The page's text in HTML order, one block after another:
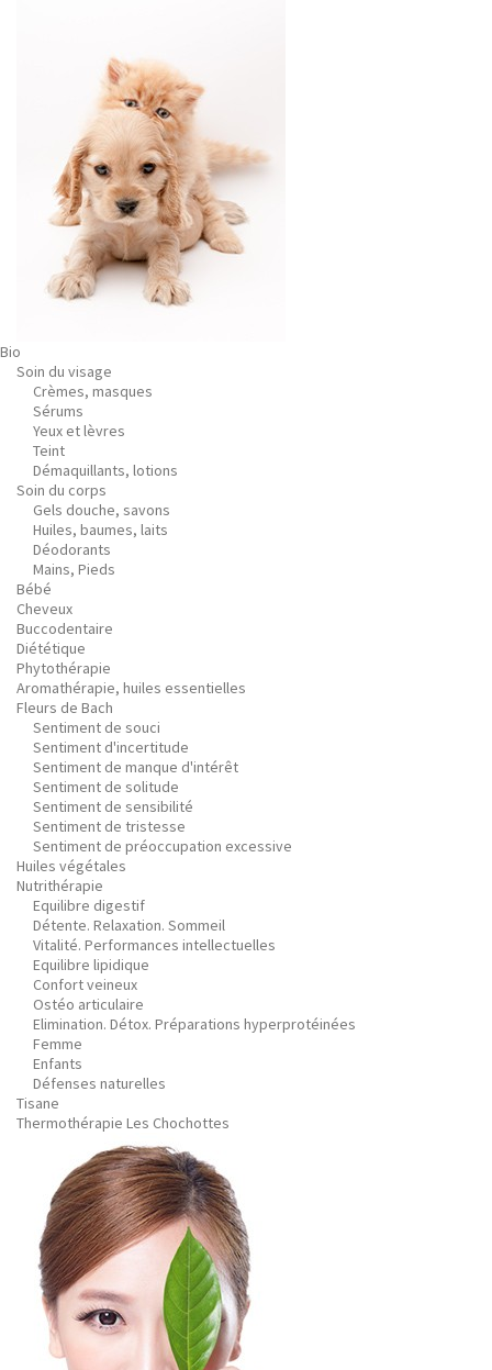
Bio
Soin du visage
Crèmes, masques
Sérums
Yeux et lèvres
Teint
Démaquillants, lotions
Soin du corps
Gels douche, savons
Huiles, baumes, laits
Déodorants
Mains, Pieds
Bébé
Cheveux
Buccodentaire
Diététique
Phytothérapie
Aromathérapie, huiles essentielles
Fleurs de Bach
Sentiment de souci
Sentiment d'incertitude
Sentiment de manque d'intérêt
Sentiment de solitude
Sentiment de sensibilité
Sentiment de tristesse
Sentiment de préoccupation excessive
Huiles végétales
Nutrithérapie
Equilibre digestif
Détente. Relaxation. Sommeil
Vitalité. Performances intellectuelles
Equilibre lipidique
Confort veineux
Ostéo articulaire
Elimination. Détox. Préparations hyperprotéinées
Femme
Enfants
Défenses naturelles
Tisane
Thermothérapie Les Chochottes